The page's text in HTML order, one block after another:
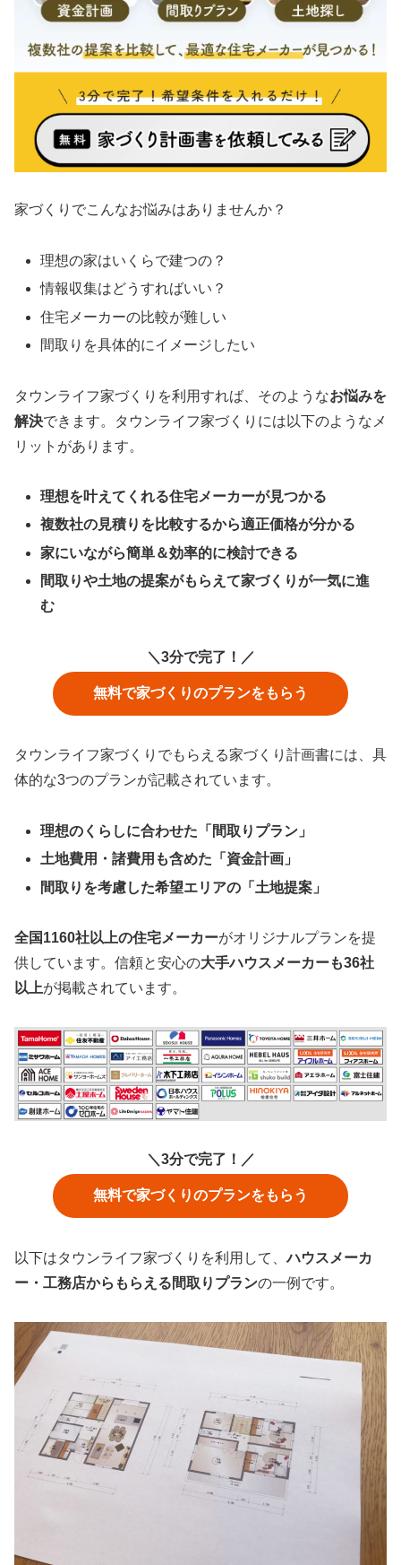
家づくりでこんなお悩みはありませんか？
理想の家はいくらで建つの？
情報収集はどうすればいい？
住宅メーカーの比較が難しい
間取りを具体的にイメージしたい
タウンライフ家づくりを利用すれば、そのようなお悩みを
解決できます。タウンライフ家づくりには以下のようなメ
リットがあります。
理想を叶えてくれる住宅メーカーが見つかる
複数社の見積りを比較するから適正価格が分かる
家にいながら簡単＆効率的に検討できる
間取りや土地の提案がもらえて家づくりが一気に進
む
＼3分で完了！／
無料で家づくりのプランをもらう
タウンライフ家づくりでもらえる家づくり計画書には、具
体的な3つのプランが記載されています。
理想のくらしに合わせた「間取りプラン」
土地費用・諸費用も含めた「資金計画」
間取りを考慮した希望エリアの「土地提案」
全国1160社以上の住宅メーカーがオリジナルプランを提
供しています。信頼と安心の大手ハウスメーカーも36社
以上が掲載されています。
＼3分で完了！／
無料で家づくりのプランをもらう
以下はタウンライフ家づくりを利用して、ハウスメーカ
ー・工務店からもらえる間取りプランの一例です。